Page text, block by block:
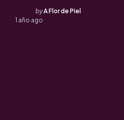
Posted
by
byA Flor de Piel
1 año ago